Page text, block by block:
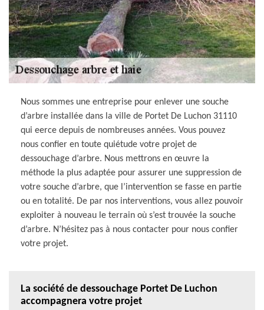
Nous sommes une entreprise pour enlever une souche
d’arbre installée dans la ville de Portet De Luchon 31110
qui eerce depuis de nombreuses années. Vous pouvez
nous confier en toute quiétude votre projet de
dessouchage d’arbre. Nous mettrons en œuvre la
méthode la plus adaptée pour assurer une suppression de
votre souche d’arbre, que l’intervention se fasse en partie
ou en totalité. De par nos interventions, vous allez pouvoir
exploiter à nouveau le terrain où s’est trouvée la souche
d’arbre. N’hésitez pas à nous contacter pour nous confier
votre projet.
La société de dessouchage Portet De Luchon
accompagnera votre projet